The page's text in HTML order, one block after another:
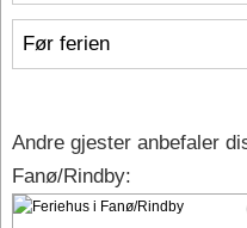
Før ferien
Andre gjester anbefaler
Fanø/Rindby: